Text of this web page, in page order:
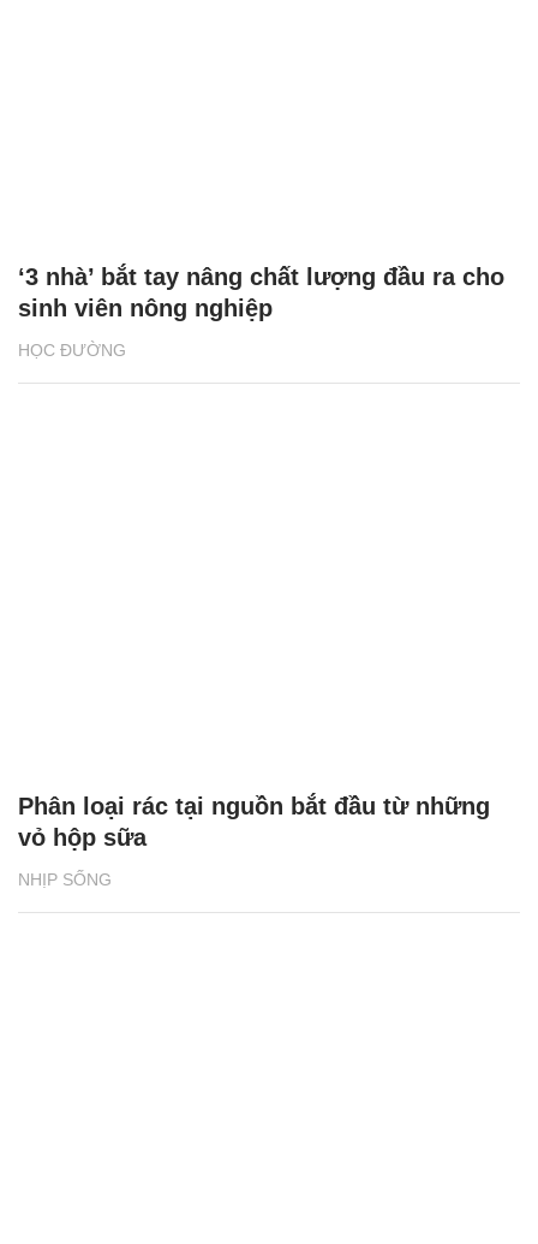
HỌC ĐƯỜNG
‘3 nhà’ bắt tay nâng chất lượng đầu ra cho
sinh viên nông nghiệp
NHỊP SỐNG
Phân loại rác tại nguồn bắt đầu từ những
vỏ hộp sữa